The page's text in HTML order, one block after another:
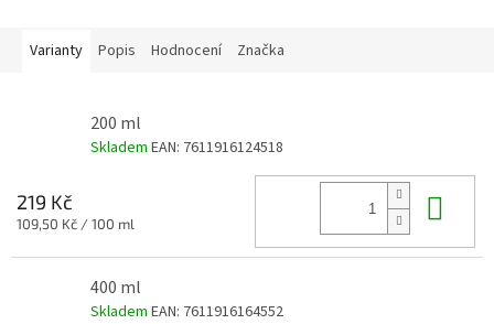
Varianty Popis Hodnocení Značka
200 ml
Skladem EAN: 7611916124518
219 Kč
Měrná
109,50 Kč / 100 ml
400 ml
Skladem EAN: 7611916164552